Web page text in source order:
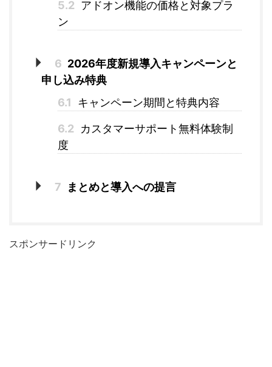
5.2 アドオン機能の価格と対象プラ
ン
6 2026年度新規導入キャンペーンと
申し込み特典
6.1
キャンペーン期間と特典内容
6.2
カスタマーサポート無料体験制
度
7 まとめと導入への提言
スポンサードリンク